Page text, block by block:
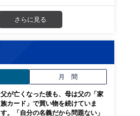
さらに見る
月 間
父が亡くなった後も、母は父の「家
族カード」で買い物を続けていま
す。「自分の名義だから問題ない」